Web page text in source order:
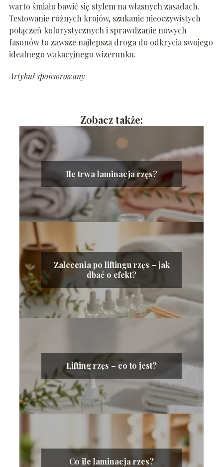
warto śmiało bawić się stylem na własnych zasadach.
Testowanie różnych krojów, szukanie nieoczywistych
połączeń kolorystycznych i sprawdzanie nowych
fasonów to zawsze najlepsza droga do odkrycia swojego
idealnego wakacyjnego wizerunku.
Artykuł sponsorowany
Zobacz także:
Ile trwa laminacja rzęs?
Zalecenia po liftingu rzęs – jak
dbać o efekt?
Lifting rzęs – co to jest?
Co ile laminacja rzes?